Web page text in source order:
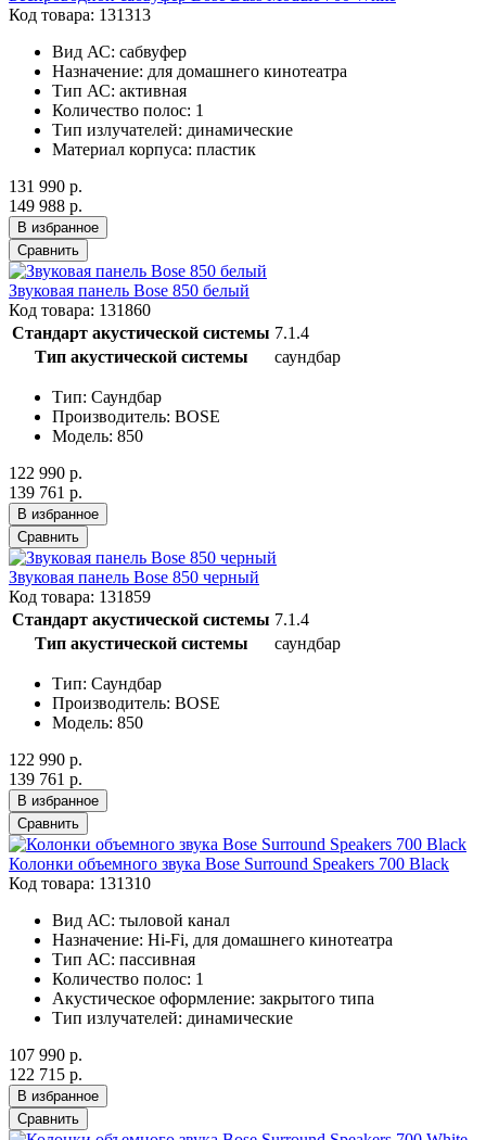
Код товара: 131313
Вид АС: сабвуфер
Назначение: для домашнего кинотеатра
Тип АС: активная
Количество полос: 1
Тип излучателей: динамические
Материал корпуса: пластик
131 990 р.
149 988 р.
В избранное
Сравнить
Звуковая панель Bose 850 белый
Код товара: 131860
Стандарт акустической системы 7.1.4
Тип акустической системы
саундбар
Тип: Саундбар
Производитель: BOSE
Модель: 850
122 990 р.
139 761 р.
В избранное
Сравнить
Звуковая панель Bose 850 черный
Код товара: 131859
Стандарт акустической системы 7.1.4
Тип акустической системы
саундбар
Тип: Саундбар
Производитель: BOSE
Модель: 850
122 990 р.
139 761 р.
В избранное
Сравнить
Колонки объемного звука Bose Surround Speakers 700 Black
Код товара: 131310
Вид АС: тыловой канал
Назначение: Hi-Fi, для домашнего кинотеатра
Тип АС: пассивная
Количество полос: 1
Акустическое оформление: закрытого типа
Тип излучателей: динамические
107 990 р.
122 715 р.
В избранное
Сравнить